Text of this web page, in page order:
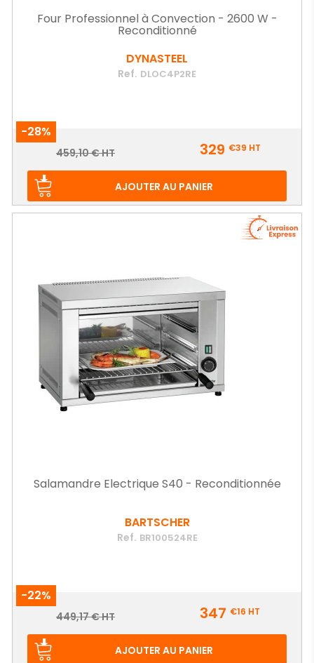
Four Professionnel à Convection - 2600 W -
Reconditionné
DYNASTEEL
Ref. DLOC4P2RE
-28%
Prix
Prix
459,10 € HT 329 €39 HT
AJOUTER AU PANIER
Salamandre Electrique S40 - Reconditionnée
BARTSCHER
Ref. BR100524RE
-22%
Prix
Prix
449,17 € HT 347 €16 HT
AJOUTER AU PANIER